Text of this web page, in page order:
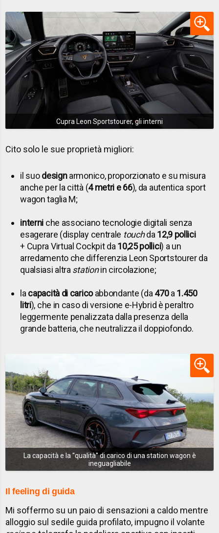
Cupra Leon Sportstourer, gli interni
Cito solo le sue proprietà migliori:
il suodesignarmonico, proporzionato e su misura
anche per la città (4 metri e 66), da autentica sport
wagon taglia M;
interni che associano tecnologie digitali senza
esagerare (display centrale touchda 12,9 pollici
+ Cupra Virtual Cockpit da 10,25 pollici) a un
arredamento che differenzia Leon Sportstourer da
qualsiasi altra stationin circolazione;
la capacità di caricoabbondante (da 470a 1.450
litri), che in caso di versione e-Hybrid è peraltro
leggermente penalizzata dalla presenza della
grande batteria, che neutralizza il doppiofondo.
La capacità e la ''qualità'' di carico di una station wagon è
ineguagliabile
Il feeling di guida
Mi soffermo su un paio di sensazioni a caldo mentre
alloggio sul sedile guida profilato, impugno il volante